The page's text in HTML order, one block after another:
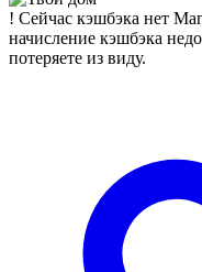
! Сейчас кэшбэка нет
начисление кэшбэка
потеряете из виду.